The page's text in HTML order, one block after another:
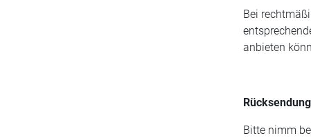
Bei
anbieten
Bitte nimm